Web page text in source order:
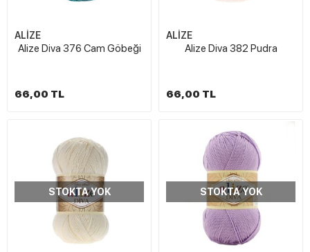
ALİZE
Alize Diva 376 Cam Göbeği
66,00 TL
ALİZE
Alize Diva 382 Pudra
66,00 TL
STOKTA YOK STOKTA YOK